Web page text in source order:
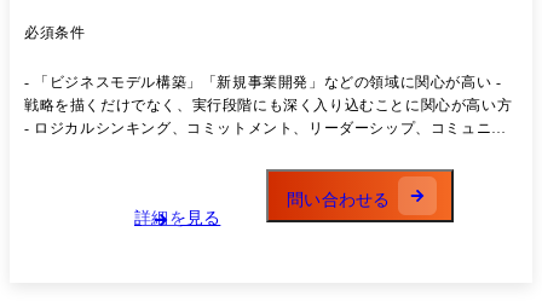
定といった一連の業務を推進 クライアントの多くは日本を代表する企業
への対応から、ロジカルシンカーとしてのコンサルティングスキルに留
まらず、マーケッターとしての高い仮説構築能力、ビジネスプランニン
グ力、クライアント・リレーション構築力が求められる職務。
必須条件
- 「ビジネスモデル構築」「新規事業開発」などの領域に関心が高い -
戦略を描くだけでなく、実行段階にも深く入り込むことに関心が高い方
- ロジカルシンキング、コミットメント、リーダーシップ、コミュニケ
力(ロジカルシンキング)と創造力(クリエイティビティ)が融合した新し
いプロフェッショナルファームづくりへ高い関心をお持ちの方 - チーム
メンバーのモチベーションを維持し、ティーチング、コーチングを使い
詳細を見る
問い合わせる